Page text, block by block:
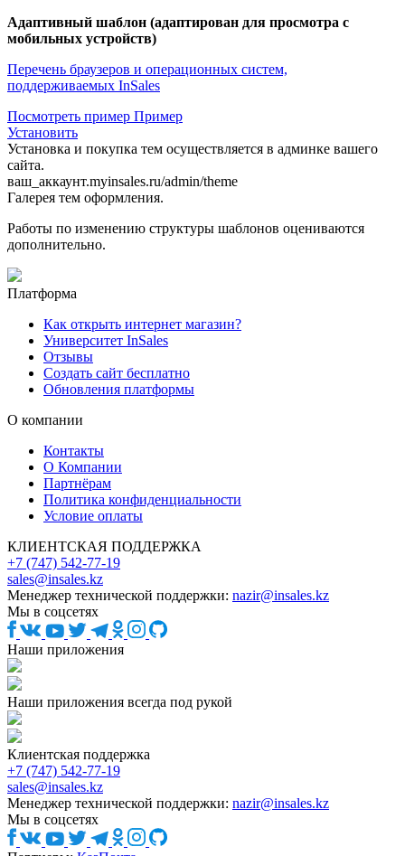
Адаптивный шаблон (адаптирован для просмотра с
мобильных устройств)
Перечень браузеров и операционных систем,
поддерживаемых InSales
Посмотреть пример Пример
Установить
Установка и покупка тем осуществляется в админке вашего
сайта.
ваш_аккаунт.myinsales.ru/admin/theme
Галерея тем оформления.
Работы по изменению структуры шаблонов оцениваются
дополнительно.
Платформа
Как открыть интернет магазин?
Университет InSales
Отзывы
Создать сайт бесплатно
Обновления платформы
О компании
Контакты
О Компании
Партнёрам
Политика конфиденциальности
Условие оплаты
КЛИЕНТСКАЯ ПОДДЕРЖКА
+7 (747) 542-77-19
sales@insales.kz
Менеджер технической поддержки: nazir@insales.kz
Мы в соцсетях
Наши приложения
Наши приложения всегда под рукой
Клиентская поддержка
+7 (747) 542-77-19
sales@insales.kz
Менеджер технической поддержки: nazir@insales.kz
Мы в соцсетях